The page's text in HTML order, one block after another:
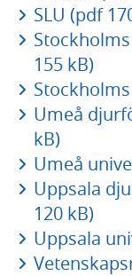
SLU (pdf
155 kB)
Umeå
kB)
Umeå
Uppsala
120 kB)
Uppsala